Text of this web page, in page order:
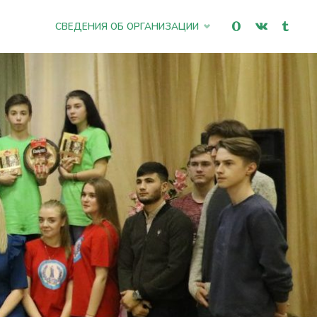
к
содержимому
СВЕДЕНИЯ ОБ ОРГАНИЗАЦИИ